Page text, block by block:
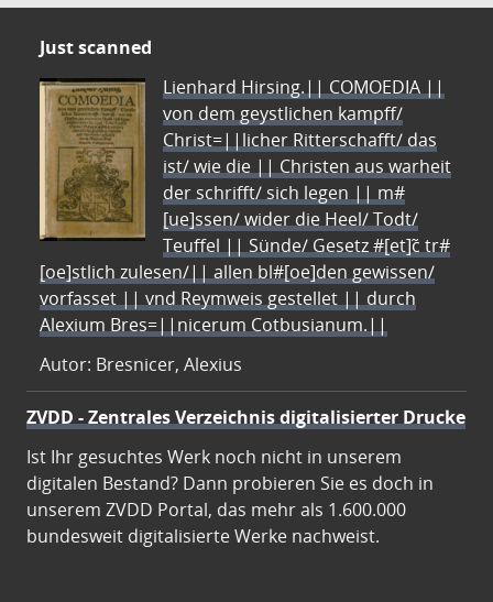
Just scanned
Lienhard Hirsing.|| COMOEDIA ||
von dem geystlichen kampff/
Christ=||licher Ritterschafft/ das
ist/ wie die || Christen aus warheit
der schrifft/ sich legen || m#
[ue]ssen/ wider die Heel/ Todt/
Teuffel || Sünde/ Gesetz #[et]c̃ tr#
[oe]stlich zulesen/|| allen bl#[oe]den gewissen/
vorfasset || vnd Reymweis gestellet || durch
Alexium Bres=||nicerum Cotbusianum.||
Autor: Bresnicer, Alexius
ZVDD - Zentrales Verzeichnis digitalisierter Drucke
Ist Ihr gesuchtes Werk noch nicht in unserem
digitalen Bestand? Dann probieren Sie es doch in
unserem ZVDD Portal, das mehr als 1.600.000
bundesweit digitalisierte Werke nachweist.